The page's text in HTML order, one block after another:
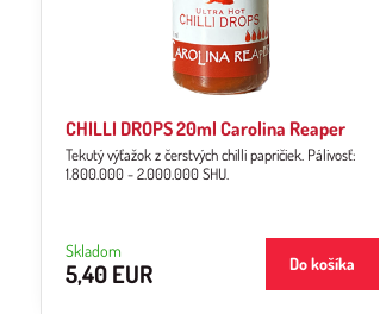
CHILLI DROPS 20ml Carolina Reaper
Tekutý výťažok z čerstvých chilli papričiek. Pálivosť:
1.800.000 - 2.000.000 SHU.
Skladom
5,40 EUR Do košíka